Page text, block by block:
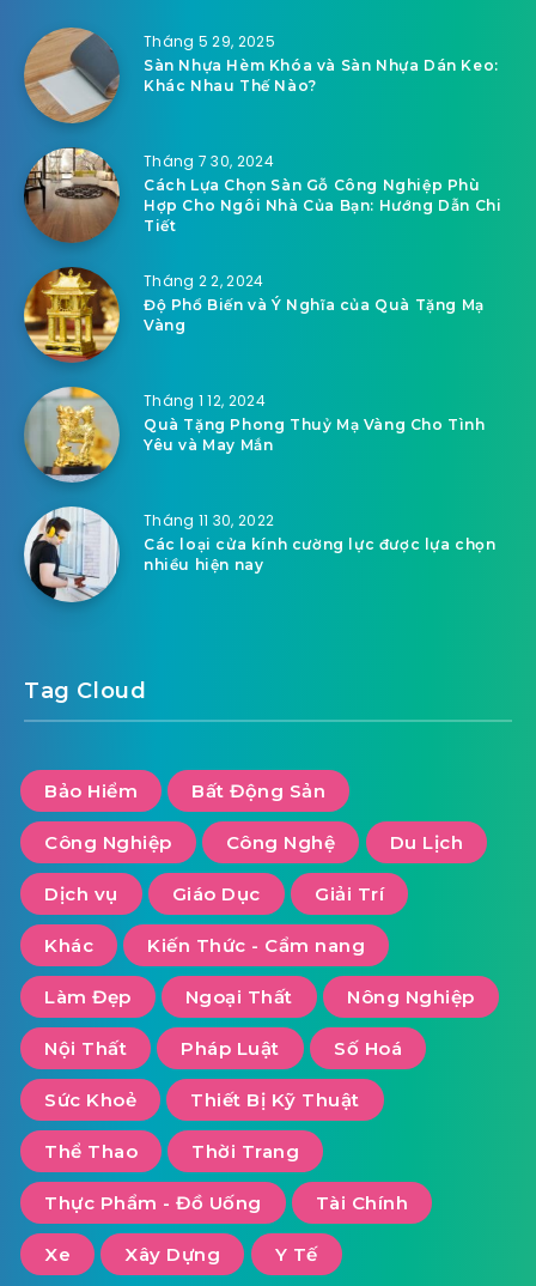
Tháng 5 29, 2025
Sàn Nhựa Hèm Khóa và Sàn Nhựa Dán Keo:
Khác Nhau Thế Nào?
Tháng 7 30, 2024
Cách Lựa Chọn Sàn Gỗ Công Nghiệp Phù
Hợp Cho Ngôi Nhà Của Bạn: Hướng Dẫn Chi
Tiết
Tháng 2 2, 2024
Độ Phổ Biến và Ý Nghĩa của Quà Tặng Mạ
Vàng
Tháng 1 12, 2024
Quà Tặng Phong Thuỷ Mạ Vàng Cho Tình
Yêu và May Mắn
Tháng 11 30, 2022
Các loại cửa kính cường lực được lựa chọn
nhiều hiện nay
Tag Cloud
Bảo Hiểm Bất Động Sản
Công Nghiệp Công Nghệ Du Lịch
Dịch vụ Giáo Dục Giải Trí
Khác Kiến Thức - Cẩm nang
Làm Đẹp Ngoại Thất Nông Nghiệp
Nội Thất Pháp Luật Số Hoá
Sức Khoẻ Thiết Bị Kỹ Thuật
Thể Thao Thời Trang
Thực Phẩm - Đồ Uống Tài Chính
Xe Xây Dựng Y Tế